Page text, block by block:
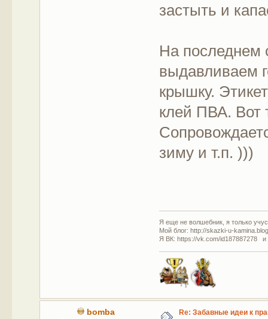
застыть и
На последнем
выдавливаем
крышку.
клей ПВА. Вот
зиму и т.п. )))
Я еще не волшебник, я только
Мой блог: http://skazki-u-
Я ВК: https://vk.com/id187887278 и
bomba Re: Забавные идеи к